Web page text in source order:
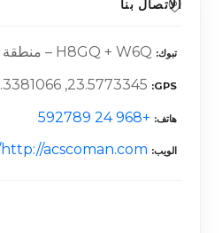
الاتصال بنا
تبوك H8GQ + W6Q – منطقة غلا الصناعية ، – مسقط – سلطنة عمان
GPS
23.5773345, 58.3381066
هاتف +968 24 592789
الويب http://acscoman.com/